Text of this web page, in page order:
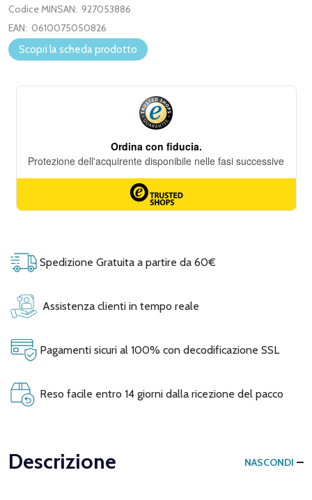
Codice MINSAN: 927053886
EAN: 0610075050826
Scopri la scheda prodotto
Spedizione Gratuita a partire da 60€
Assistenza clienti in tempo reale
Pagamenti sicuri al 100% con decodificazione SSL
Reso facile entro 14 giorni dalla ricezione del pacco
Descrizione NASCONDI